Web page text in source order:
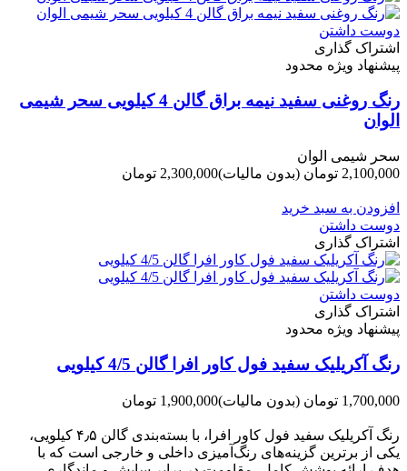
دوست داشتن
اشتراک گذاری
پیشنهاد ویژه محدود
رنگ روغنی سفید نیمه براق گالن 4 کیلویی سحر شیمی
الوان
سحر شیمی الوان
2,100,000 تومان
(بدون مالیات)2,300,000 تومان
افزودن به سبد خرید
دوست داشتن
اشتراک گذاری
دوست داشتن
اشتراک گذاری
پیشنهاد ویژه محدود
رنگ آکریلیک سفید فول کاور افرا گالن 4/5 کیلویی
1,700,000 تومان (بدون مالیات)1,900,000 تومان
رنگ آکریلیک سفید فول کاور افرا، با بسته‌بندی گالن ۴٫۵ کیلویی،
یکی از برترین گزینه‌های رنگ‌آمیزی داخلی و خارجی است که با